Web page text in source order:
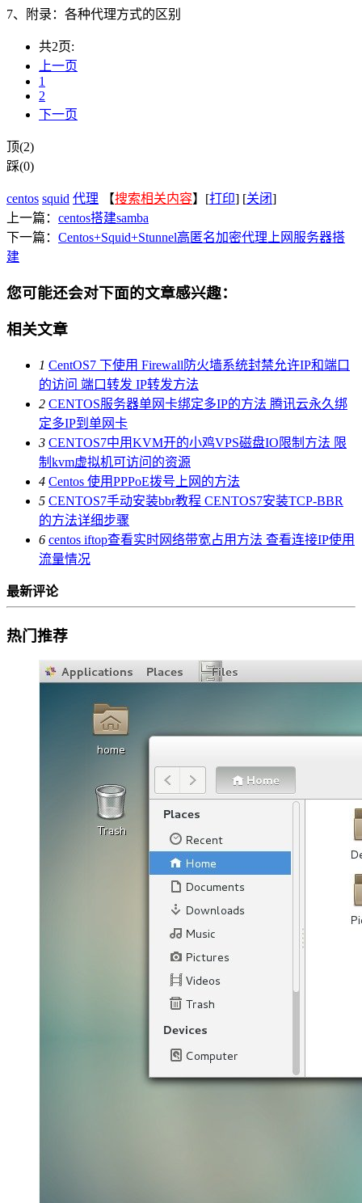
7、附录：各种代理方式的区别
共2页:
上一页
1
2
下一页
顶(2)
踩(0)
centos squid 代理 【搜索相关内容】[打印] [关闭]
上一篇： centos搭建samba
下一篇： Centos+Squid+Stunnel高匿名加密代理上网服务器搭
建
您可能还会对下面的文章感兴趣：
相关文章
1 CentOS7 下使用 Firewall防火墙系统封禁允许IP和端口
的访问 端口转发 IP转发方法
2 CENTOS服务器单网卡绑定多IP的方法 腾讯云永久绑
定多IP到单网卡
3 CENTOS7中用KVM开的小鸡VPS磁盘IO限制方法 限
制kvm虚拟机可访问的资源
4 Centos 使用PPPoE拨号上网的方法
5 CENTOS7手动安装bbr教程 CENTOS7安装TCP-BBR
的方法详细步骤
6 centos iftop查看实时网络带宽占用方法 查看连接IP使用
流量情况
最新评论
热门推荐